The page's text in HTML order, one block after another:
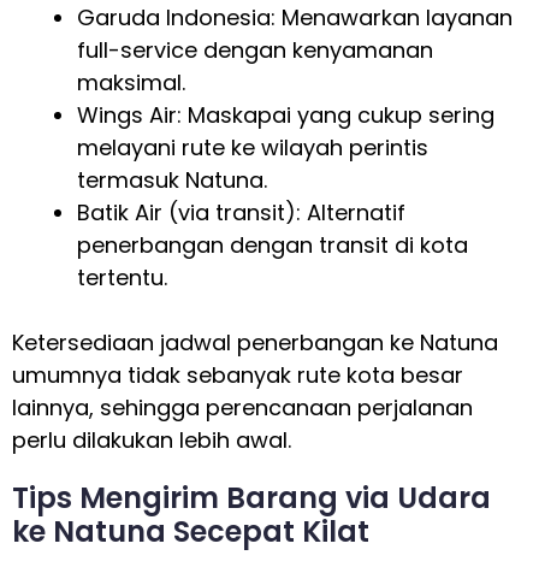
Garuda Indonesia: Menawarkan layanan
full-service dengan kenyamanan
maksimal.
Wings Air: Maskapai yang cukup sering
melayani rute ke wilayah perintis
termasuk Natuna.
Batik Air (via transit): Alternatif
penerbangan dengan transit di kota
tertentu.
Ketersediaan jadwal penerbangan ke Natuna
umumnya tidak sebanyak rute kota besar
lainnya, sehingga perencanaan perjalanan
perlu dilakukan lebih awal.
Tips Mengirim Barang via Udara
ke Natuna Secepat Kilat